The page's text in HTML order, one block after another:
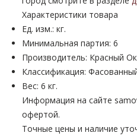
Характеристики товара
Ед. изм.: кг.
Минимальная партия: 6
Производитель: Красный
Классификация:
Вес: 6 кг.
Информация на сайте
офертой.
Точные цены и наличие